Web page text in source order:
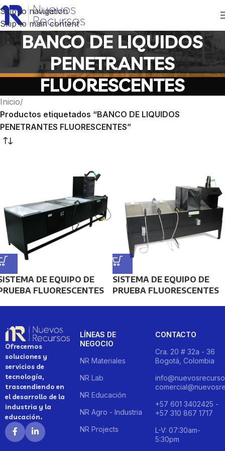
Skip to navigation
Skip to main content
BANCO DE LIQUIDOS
PENETRANTES
FLUORESCENTES
Inicio/
Productos etiquetados “BANCO DE LIQUIDOS
PENETRANTES FLUORESCENTES”
DE EQUIPO DE
FLUORESCENTES
SISTEMA DE EQUIPO DE
PRUEBA FLUORESCENTES
Ofrecemos
soluciones y
servicios de
tecnología,
trascendiendo en
el desarrollo de la
industria y la
educación.
LÍNEAS DE
NEGOCIO
NR Materiales
NR Lab
NR Educación
NR Agro - Industria
NR Projects
CONTACTO
Cra. 20 # 32a - 36
Bogotá, Colombia
+57 601 3402425 -
+57 310 867 1717
L-V: 07:30am-
5:30pm